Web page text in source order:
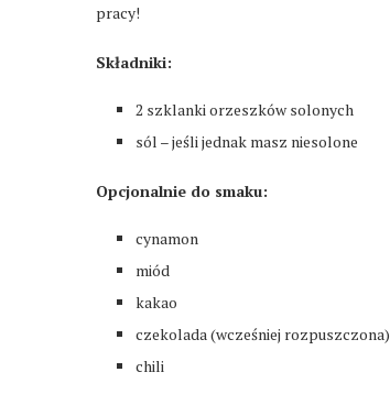
pracy!
Składniki:
2 szklanki orzeszków solonych
sól – jeśli jednak masz niesolone
Opcjonalnie do smaku:
cynamon
miód
kakao
czekolada (wcześniej rozpuszczona)
chili